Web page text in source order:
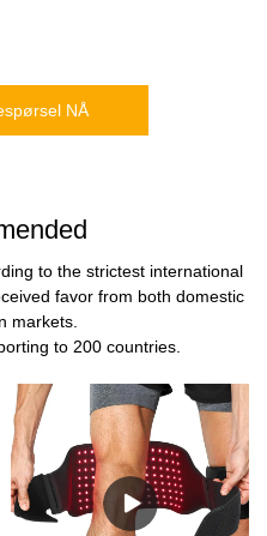
NÅ
to the strictest international
favor from both domestic
markets.
to 200 countries.